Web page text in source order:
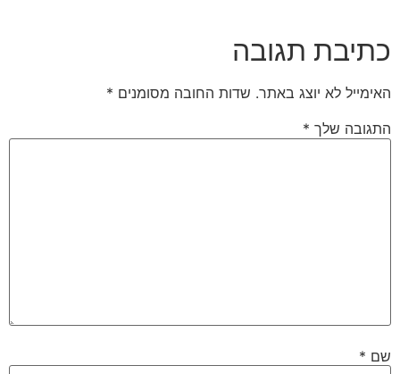
כתיבת תגובה
האימייל לא יוצג באתר. שדות החובה מסומנים *
התגובה שלך *
שם *